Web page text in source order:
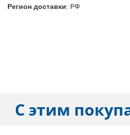
Регион доставки: РФ
С этим